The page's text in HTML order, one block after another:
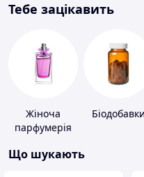
Тебе зацікавить
Жіноча
парфумерія
Біодобавки
Що шукають